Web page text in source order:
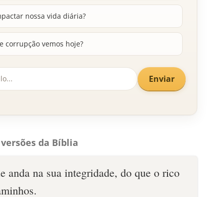
nossa vida diária?
corrupção vemos hoje?
Enviar
da Bíblia
anda na sua integridade, do que o rico